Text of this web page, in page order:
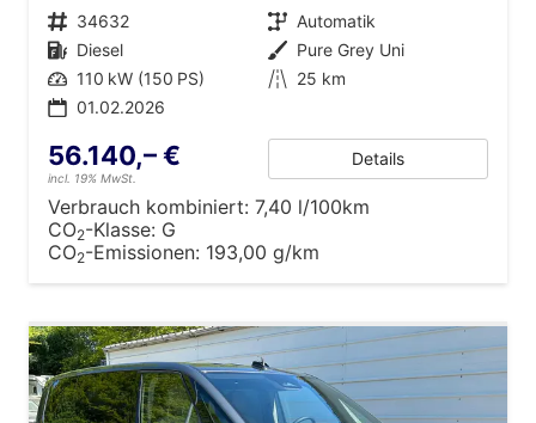
Fahrzeugnr. 34632 Getriebe Automatik
Kraftstoff Diesel Außenfarbe Pure Grey Uni
Leistung 110 kW (150 PS) Kilometerstand 25 km
01.02.2026
56.140,– €
incl. 19% MwSt.
Details
Verbrauch kombiniert: 7,40 l/100km
CO2-Klasse: G
CO2-Emissionen: 193,00 g/km